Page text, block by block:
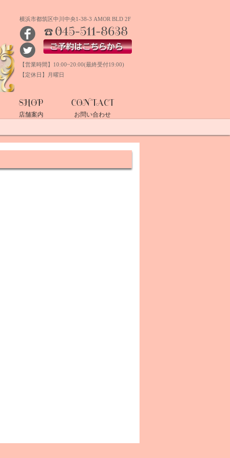
横浜市都筑区中川中央1-38-3 AMOR BLD 2F
【営業時間】10:00~20:00(最終受付19:00)
【定休日】月曜日
SHOP
店舗案内
CONTACT
お問い合わせ